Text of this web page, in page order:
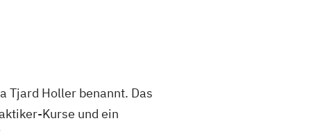
Tjard Holler benannt. Das
Kurse und ein